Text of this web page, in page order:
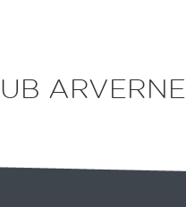
ARVERNE